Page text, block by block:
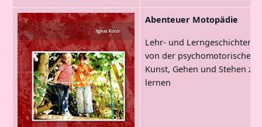
Abenteuer Motopädie
Lehr- und Lerngeschichten
von der psychomotorischen
Kunst, Gehen und Stehen zu
lernen